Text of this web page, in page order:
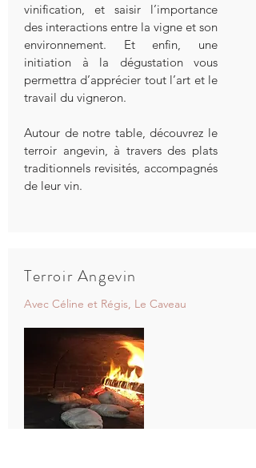
vinification, et saisir l’importance
des interactions entre la vigne et son
environnement. Et enfin, une
initiation à la dégustation vous
permettra d’apprécier tout l’art et le
travail du vigneron.
Autour de notre table, découvrez le
terroir angevin, à travers des plats
traditionnels revisités, accompagnés
de leur vin.
Terroir Angevin
Avec Céline et Régis, Le Caveau